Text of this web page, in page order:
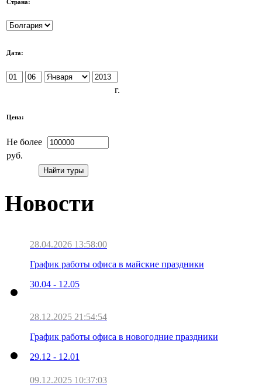
Страна:
Дата:
г.
Цена:
Не более
руб.
Новости
28.04.2026 13:58:00
График работы офиса в майские праздники
30.04 - 12.05
28.12.2025 21:54:54
График работы офиса в новогодние праздники
29.12 - 12.01
09.12.2025 10:37:03